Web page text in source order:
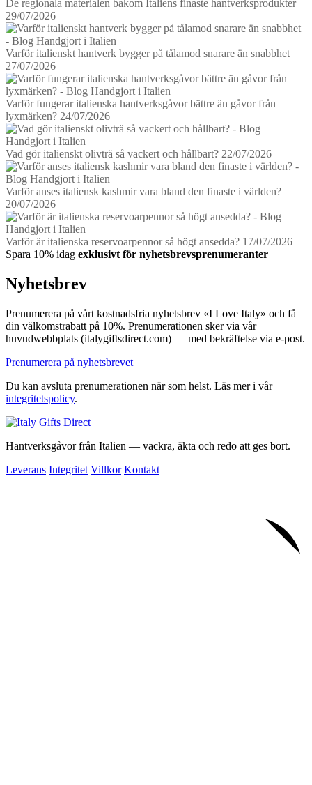
De regionala materialen bakom Italiens finaste hantverksprodukter
29/07/2026
Varför italienskt hantverk bygger på tålamod snarare än snabbhet
27/07/2026
Varför fungerar italienska hantverksgåvor bättre än gåvor från
lyxmärken? 24/07/2026
Vad gör italienskt olivträ så vackert och hållbart? 22/07/2026
Varför anses italiensk kashmir vara bland den finaste i världen?
20/07/2026
Varför är italienska reservoarpennor så högt ansedda? 17/07/2026
Spara 10% idag exklusivt för nyhetsbrevsprenumeranter
Nyhetsbrev
Prenumerera på vårt kostnadsfria nyhetsbrev «I Love Italy» och få
din välkomstrabatt på 10%. Prenumerationen sker via vår
huvudwebbplats (italygiftsdirect.com) — med bekräftelse via e-post.
Prenumerera på nyhetsbrevet
Du kan avsluta prenumerationen när som helst. Läs mer i vår
integritetspolicy.
Hantverksgåvor från Italien — vackra, äkta och redo att ges bort.
Leverans Integritet Villkor Kontakt